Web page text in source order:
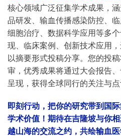
核心领域广泛征集学术成果，
品研发、输血传播感染防控、
细胞治疗、数据科学应用等多
现、临床案例、创新技术应用
以摘要形式投稿分享。您的投
审，优秀成果将通过大会报告
呈现，获得全球同行的关注与点
即刻行动，把你的研究带到国
学术价值！期待在吉隆坡与你
越山海的交流之约，共绘输血医